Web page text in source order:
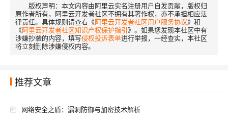
版权声明： 本文内容由阿里云实名注册用户自发贡献，版权归
原作者所有，阿里云开发者社区不拥有其著作权，亦不承担相应法
律责任。具体规则请查看《阿里云开发者社区用户服务协议》和
《阿里云开发者社区知识产权保护指引》。如果您发现本社区中有
涉嫌抄袭的内容，填写侵权投诉表单进行举报，一经查实，本社区
将立刻删除涉嫌侵权内容。
推荐文章
网络安全之盾：漏洞防御与加密技术解析